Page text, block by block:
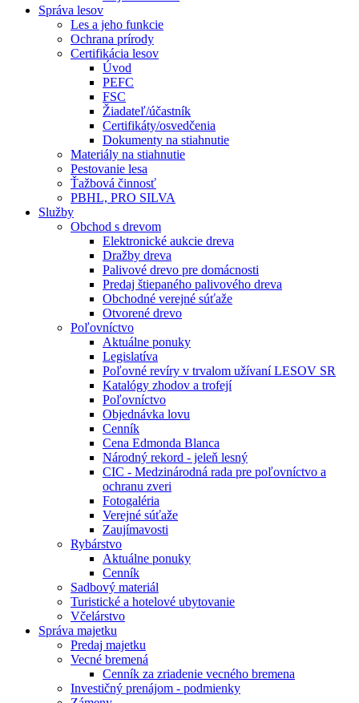
Správa lesov
Les a jeho funkcie
Ochrana prírody
Certifikácia lesov
Úvod
PEFC
FSC
Žiadateľ/účastník
Certifikáty/osvedčenia
Dokumenty na stiahnutie
Materiály na stiahnutie
Pestovanie lesa
Ťažbová činnosť
PBHL, PRO SILVA
Služby
Obchod s drevom
Elektronické aukcie dreva
Dražby dreva
Palivové drevo pre domácnosti
Predaj štiepaného palivového dreva
Obchodné verejné súťaže
Otvorené drevo
Poľovníctvo
Aktuálne ponuky
Legislatíva
Poľovné revíry v trvalom užívaní LESOV SR
Katalógy zhodov a trofejí
Poľovníctvo
Objednávka lovu
Cenník
Cena Edmonda Blanca
Národný rekord - jeleň lesný
CIC - Medzinárodná rada pre poľovníctvo a
ochranu zveri
Fotogaléria
Verejné súťaže
Zaujímavosti
Rybárstvo
Aktuálne ponuky
Cenník
Sadbový materiál
Turistické a hotelové ubytovanie
Včelárstvo
Správa majetku
Predaj majetku
Vecné bremená
Cenník za zriadenie vecného bremena
Investičný prenájom - podmienky